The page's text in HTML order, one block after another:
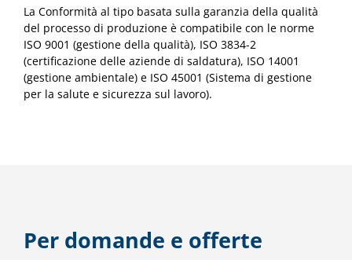
La Conformità al tipo basata sulla garanzia della qualità
del processo di produzione è compatibile con le norme
ISO 9001 (gestione della qualità), ISO 3834-2
(certificazione delle aziende di saldatura), ISO 14001
(gestione ambientale) e ISO 45001 (Sistema di gestione
per la salute e sicurezza sul lavoro).
Per domande e offerte